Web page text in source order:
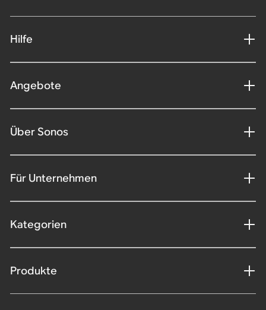
Hilfe
Angebote
Über Sonos
Für Unternehmen
Kategorien
Produkte